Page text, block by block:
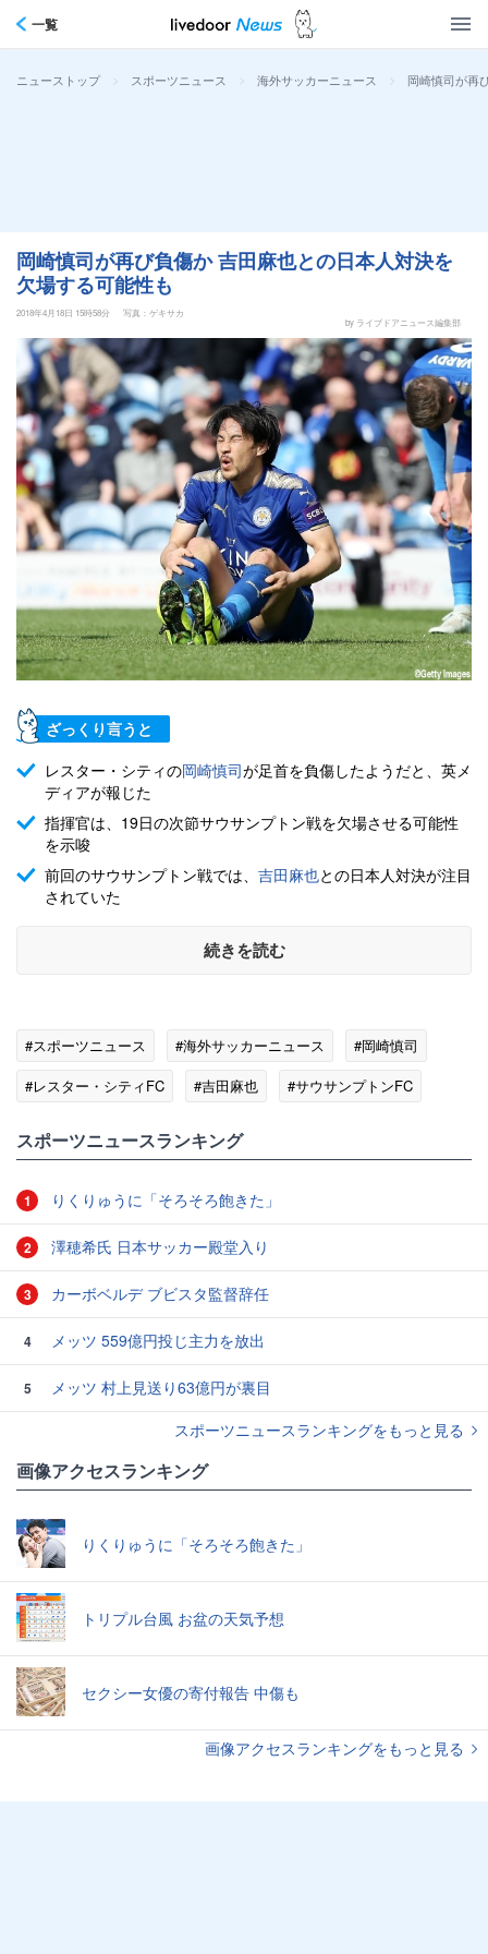
一覧
ニューストップ > スポーツニュース > 海外サッカーニュース > 岡崎慎司が再
岡崎慎司が再び負傷か 吉田麻也との日本人対決を
欠場する可能性も
2018年4月18日 15時58分
写真：ゲキサカ
by ライブドアニュース編集部
ざっくり言うと
レスター・シティの岡崎慎司が足首を負傷したようだと、英メ
ディアが報じた
指揮官は、19日の次節サウサンプトン戦を欠場させる可能性
を示唆
前回のサウサンプトン戦では、 吉田麻也との日本人対決が注目
されていた
続きを読む
#スポーツニュース #海外サッカーニュース
#岡崎慎司
#レスター・シティFC
#吉田麻也 #サウサンプトンFC
スポーツニュースランキング
1 りくりゅうに「そろそろ飽きた」
2 澤穂希氏 日本サッカー殿堂入り
3 カーボベルデ ブビスタ監督辞任
4 メッツ 559億円投じ主力を放出
5
メッツ 村上見送り63億円が裏目
スポーツニュースランキングをもっと見る
画像アクセスランキング
りくりゅうに「そろそろ飽きた」
トリプル台風 お盆の天気予想
セクシー女優の寄付報告 中傷も
画像アクセスランキングをもっと見る